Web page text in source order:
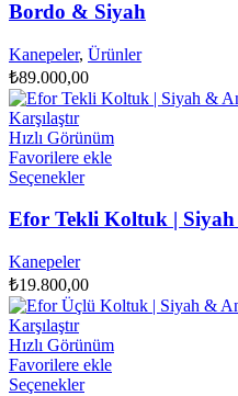
Bordo & Siyah
Kanepeler, Ürünler
₺89.000,00
Karşılaştır
Hızlı Görünüm
Favorilere ekle
SeçeneklerBu
birden
var.
Seçenekler
ürün
seçilebilir
Efor Tekli Koltuk |
Kanepeler
₺19.800,00
Karşılaştır
Hızlı Görünüm
Favorilere ekle
SeçeneklerBu